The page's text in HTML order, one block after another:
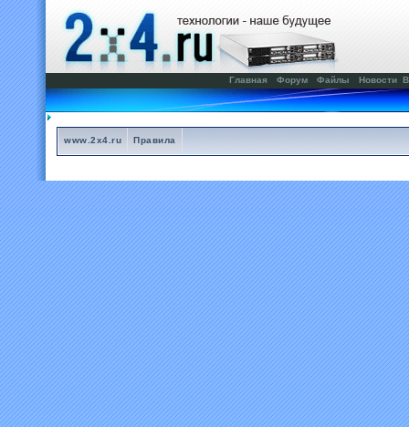
Главная Форум Файлы Новости
www.2x4.ru Правила